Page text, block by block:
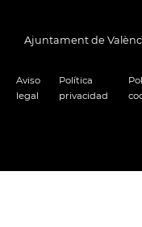
Ajuntament de
Aviso
legal
Política
privacidad